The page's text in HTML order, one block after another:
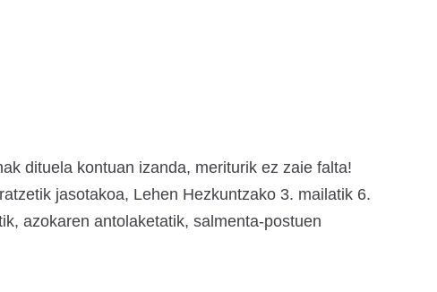
dituela kontuan izanda, meriturik ez zaie falta!
jasotakoa, Lehen Hezkuntzako 3. mailatik 6.
azokaren antolaketatik, salmenta-postuen